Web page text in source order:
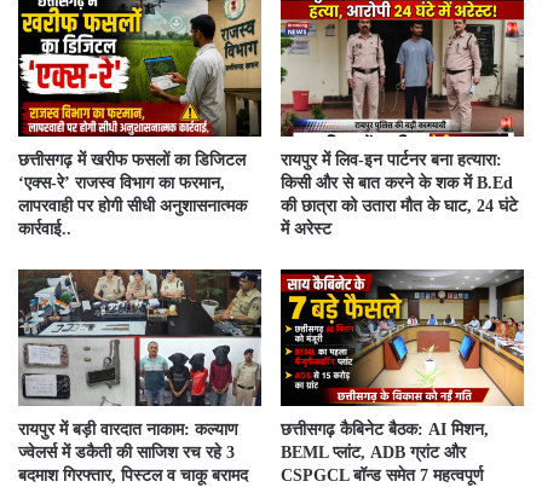
​छत्तीसगढ़ में खरीफ फसलों का डिजिटल
‘एक्स-रे’ राजस्व विभाग का फरमान,
लापरवाही पर होगी सीधी अनुशासनात्मक
कार्रवाई..
रायपुर में लिव-इन पार्टनर बना हत्यारा:
किसी और से बात करने के शक में B.Ed
की छात्रा को उतारा मौत के घाट, 24 घंटे
में अरेस्ट
रायपुर में बड़ी वारदात नाकाम: कल्याण
ज्वेलर्स में डकैती की साजिश रच रहे 3
बदमाश गिरफ्तार, पिस्टल व चाकू बरामद
छत्तीसगढ़ कैबिनेट बैठक: AI मिशन,
BEML प्लांट, ADB ग्रांट और
CSPGCL बॉन्ड समेत 7 महत्वपूर्ण